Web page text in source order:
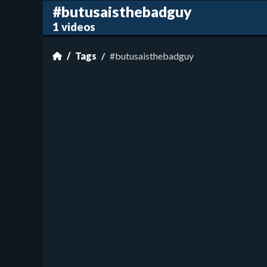
#butusaisthebadguy
1 videos
Tags #butusaisthebadguy